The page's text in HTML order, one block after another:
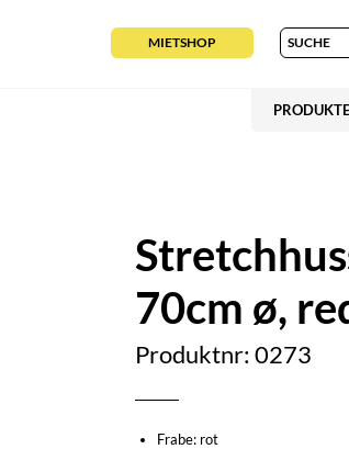
MIETSHOP
70cm ø,
Produktnr: 0273
Frabe: rot